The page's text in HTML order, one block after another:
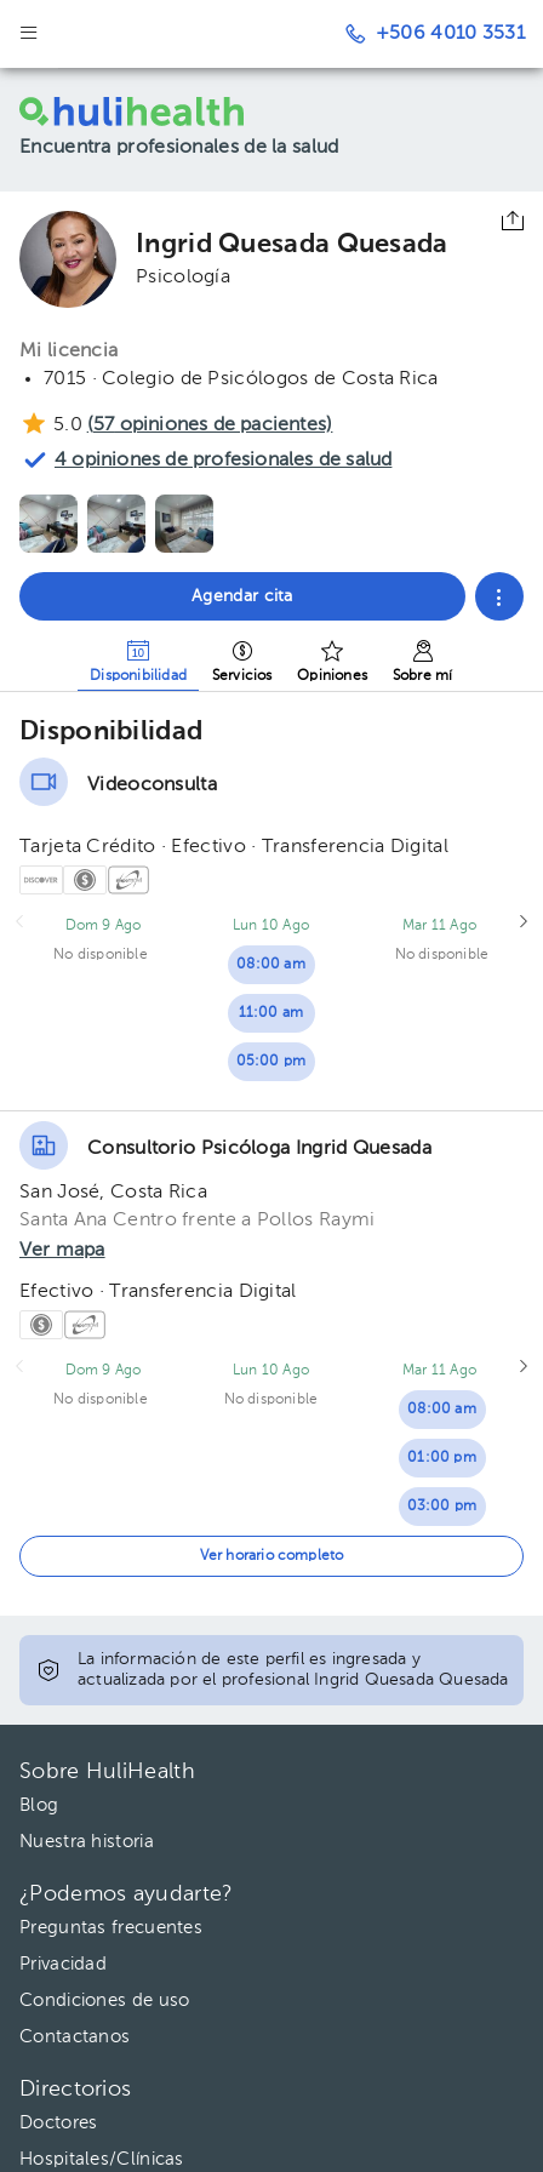
+506 4010 3531
Encuentra profesionales de la salud
Ingrid Quesada Quesada
Psicología
Mi licencia
7015 · Colegio de Psicólogos de Costa Rica
5.0 (57 opiniones de pacientes)
4 opiniones de profesionales de salud
Agendar cita
Disponibilidad Servicios Opiniones Sobre mí
Disponibilidad
Videoconsulta
Tarjeta Crédito · Efectivo · Transferencia Digital
Dom 9 Ago
No disponible
Lun 10 Ago
08:00 am
11:00 am
05:00 pm
Mar 11 Ago
No disponible
Consultorio Psicóloga Ingrid Quesada
San José, Costa Rica
Santa Ana Centro frente a Pollos Raymi
Ver mapa
Efectivo · Transferencia Digital
Dom 9 Ago
No disponible
Lun 10 Ago
No disponible
Mar 11 Ago
08:00 am
01:00 pm
03:00 pm
Ver horario completo
La información de este perfil es ingresada y
actualizada por el profesional Ingrid Quesada Quesada
Sobre HuliHealth
Blog
Nuestra historia
¿Podemos ayudarte?
Preguntas frecuentes
Privacidad
Condiciones de uso
Contactanos
Directorios
Doctores
Hospitales/Clínicas